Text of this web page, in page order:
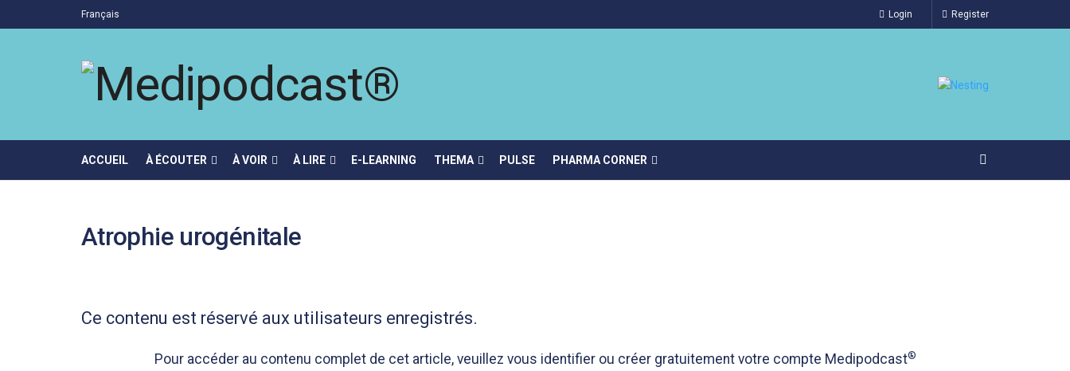
Français Login Register
ACCUEIL À ÉCOUTER À VOIR À LIRE E-LEARNING THEMA PULSE PHARMA CORNER
Atrophie urogénitale
Ce contenu est réservé aux utilisateurs enregistrés.
Pour accéder au contenu complet de cet article, veuillez vous identifier ou créer gratuitement votre compte Medipodcast®